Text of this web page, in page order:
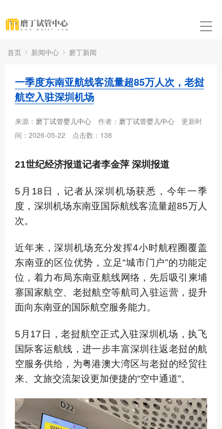
首页 新闻中心 磨丁新闻
一季度东南亚航线客流量超85万人次，老挝
航空入驻深圳机场
来源： 磨丁试管婴儿中心 作者： 磨丁试管婴儿中心
更新时
间：2026-05-22
点击数： 138
21世纪经济报道记者李金萍 深圳报道
5月18日，记者从深圳机场获悉，今年一季
度，深圳机场东南亚国际航线客流量超85万人
次。
近年来，深圳机场充分发挥4小时航程圈覆盖
东南亚的区位优势，立足“城市门户”的功能定
位，着力布局东南亚航线网络，先后吸引柬埔
寨国家航空、老挝航空等航司入驻运营，提升
面向东南亚的国际航空服务能力。
5月17日，老挝航空正式入驻深圳机场，执飞
国际客运航线，进一步丰富深圳往返老挝的航
空服务供给，为粤港澳大湾区与老挝的经贸往
来、文旅交流架设更加便捷的“空中通道”。